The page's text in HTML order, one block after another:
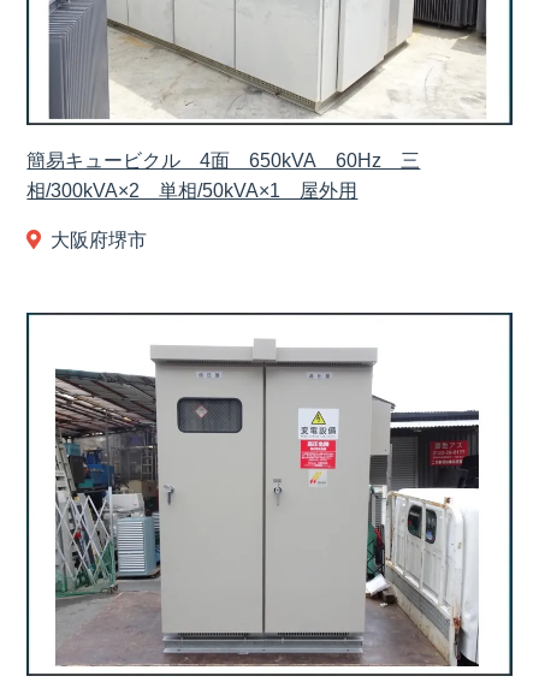
簡易キュービクル 4面 650kVA 60Hz 三
相/300kVA×2 単相/50kVA×1 屋外用
大阪府堺市